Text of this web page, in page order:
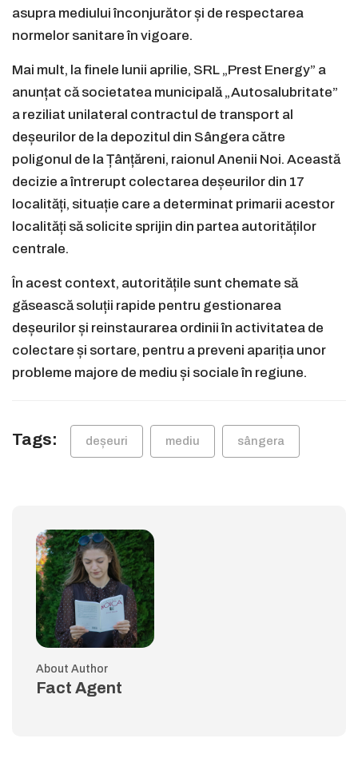
asupra mediului înconjurător și de respectarea
normelor sanitare în vigoare.
Mai mult, la finele lunii aprilie, SRL „Prest Energy” a
anunțat că societatea municipală „Autosalubritate”
a reziliat unilateral contractul de transport al
deșeurilor de la depozitul din Sângera către
poligonul de la Țânțăreni, raionul Anenii Noi. Această
decizie a întrerupt colectarea deșeurilor din 17
localități, situație care a determinat primarii acestor
localități să solicite sprijin din partea autorităților
centrale.
În acest context, autoritățile sunt chemate să
găsească soluții rapide pentru gestionarea
deșeurilor și reinstaurarea ordinii în activitatea de
colectare și sortare, pentru a preveni apariția unor
probleme majore de mediu și sociale în regiune.
Tags: deșeuri mediu sângera
About Author
Fact Agent